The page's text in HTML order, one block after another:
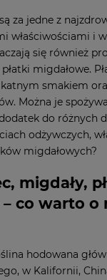
za jedne z
właściwościami i
się również
migdałowe.
smakiem
Można je
do różnych
odżywczych,
migdałowych?
migdały,
co warto o
hodowana
w Kalifornii,